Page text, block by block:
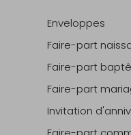
Enveloppes
Faire-part
Faire-part
Faire-part
Invitation